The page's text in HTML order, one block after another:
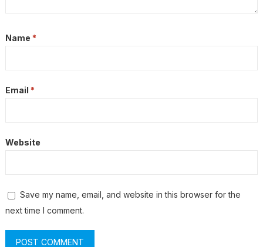
Name *
Email *
Website
Save my name, email, and website in this browser for the
next time I comment.